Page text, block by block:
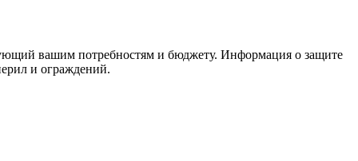
вашим потребностям и бюджету. Информация о защите
и ограждений.